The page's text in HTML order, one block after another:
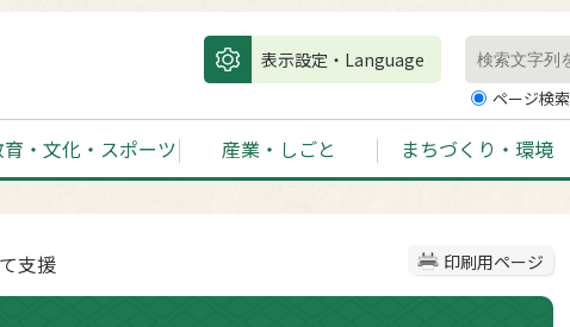
表示設定・Language
ページ検索
・文化・スポーツ 産業・しごと まちづくり・環境
印刷用ページ
支援